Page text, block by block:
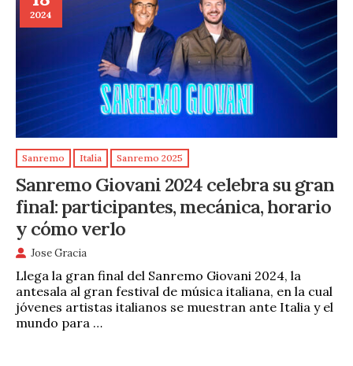
2024
Sanremo Italia Sanremo 2025
Sanremo Giovani 2024 celebra su gran
final: participantes, mecánica, horario
y cómo verlo
Jose Gracia
Llega la gran final del Sanremo Giovani 2024, la
antesala al gran festival de música italiana, en la cual
jóvenes artistas italianos se muestran ante Italia y el
mundo para …